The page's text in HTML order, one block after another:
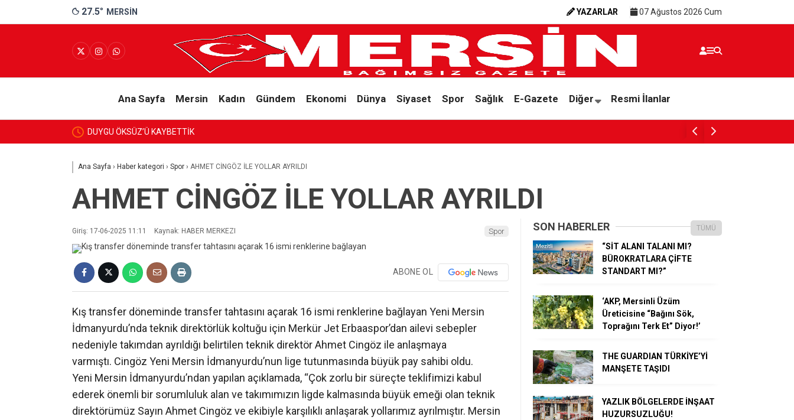
27.5° MERSIN YAZARLAR 07 Ağustos 2026 Cum
Ana Sayfa Mersin Kadın Gündem Ekonomi Dünya Siyaset Spor Sağlık E-Gazete Diğer Resmi İlanlar
DUYGU ÖKSÜZ’Ü KAYBETTİK BAŞKAN YILDIZ, SAHADAKİ ÇALIŞMALARI
Ana Sayfa › Haber kategori › Spor › AHMET CİNGÖZ İLE YOLLAR AYRILDI
AHMET CİNGÖZ İLE YOLLAR AYRILDI
Giriş: 17-06-2025 11:11 Kaynak: HABER MERKEZI Spor
ABONE OL
Kış transfer döneminde transfer tahtasını açarak 16 ismi renklerine bağlayan Yeni Mersin
İdmanyurdu’nda teknik direktörlük koltuğu için Merkür Jet Erbaaspor’dan ailevi sebepler
nedeniyle takımdan ayrıldığı belirtilen teknik direktör Ahmet Cingöz ile anlaşmaya
varmıştı. Cingöz Yeni Mersin İdmanyurdu’nun lige tutunmasında büyük pay sahibi oldu.
Yeni Mersin İdmanyurdu’ndan yapılan açıklamada, “Çok zorlu bir süreçte teklifimizi kabul
ederek önemli bir sorumluluk alan ve takımımızın ligde kalmasında büyük emeği olan teknik
direktörümüz Sayın Ahmet Cingöz ve ekibiyle karşılıklı anlaşarak yollarımız ayrılmıştır. Mersin
SON HABERLER TÜMÜ
“SİT ALANI TALANI MI?
BÜROKRATLARA ÇİFTE
STANDART MI?”
‘AKP, Mersinli Üzüm
Üreticisine “Bağını Sök,
Toprağını Terk Et” Diyor!’
THE GUARDIAN TÜRKİYE’Yİ
MANŞETE TAŞIDI
YAZLIK BÖLGELERDE İNŞAAT
HUZURSUZLUĞU!